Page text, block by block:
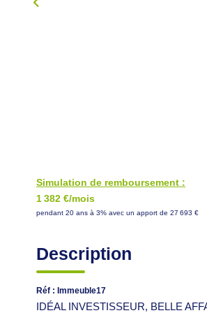
Simulation de remboursement :
1 382 €/mois
pendant 20 ans à 3% avec un apport de 27 693 €
Description
Réf : Immeuble17
IDÉAL INVESTISSEUR, BELLE